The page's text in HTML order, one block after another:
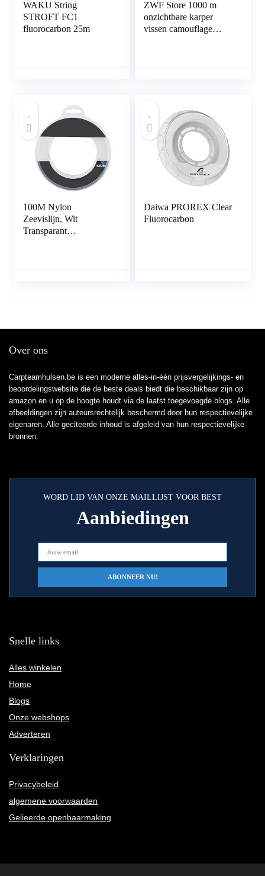
WAKU String
STROFT FC1
fluorocarbon 25m
ZWF Store 1000 m
onzichtbare karper
vissen camouflage
0.286mm)
100M Nylon
Zeevislijn, Wit
Transparant
Daiwa PROREX Clear
Fluorocarbon
Over ons
Carpteamhulsen.be is een moderne alles-in-één prijsvergelijkings- en
beoordelingswebsite die de beste deals biedt die beschikbaar zijn op
amazon en u op de hoogte houdt via de laatst toegevoegde blogs. Alle
afbeeldingen zijn auteursrechtelijk beschermd door hun respectievelijke
eigenaren. Alle geciteerde inhoud is afgeleid van hun respectievelijke
bronnen.
WORD LID VAN ONZE MAILLIJST VOOR BEST
Aanbiedingen
Snelle links
Alles winkelen
Home
Blogs
Onze webshops
Adverteren
Verklaringen
Privacybeleid
algemene voorwaarden
Gelieerde openbaarmaking